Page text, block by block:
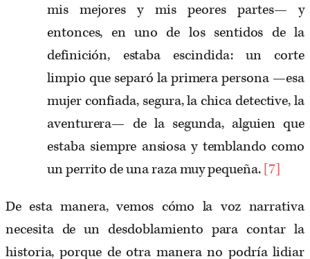
mis mejores y mis peores partes— y
entonces, en uno de los sentidos de la
definición, estaba escindida: un corte
limpio que separó la primera persona —esa
mujer confiada, segura, la chica detective, la
aventurera— de la segunda, alguien que
estaba siempre ansiosa y temblando como
un perrito de una raza muy pequeña. [7]
De esta manera, vemos cómo la voz narrativa
necesita de un desdoblamiento para contar la
historia, porque de otra manera no podría lidiar